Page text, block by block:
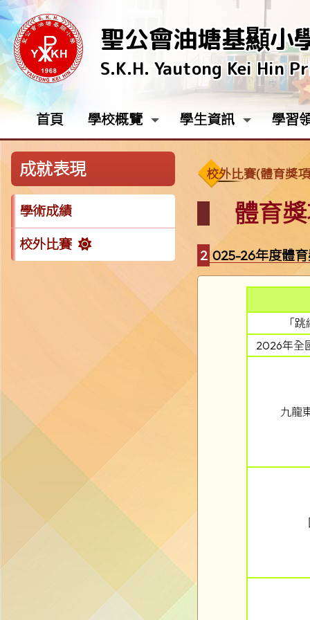
聖公會油塘基顯小
S.K.H. Yautong Kei Hin
首頁 學校概覽 學生資訊 學習
成就表現
學術成績
校外比賽
校外比賽(體育獎
體育
2025-26年度體
「
2026年全
九龍